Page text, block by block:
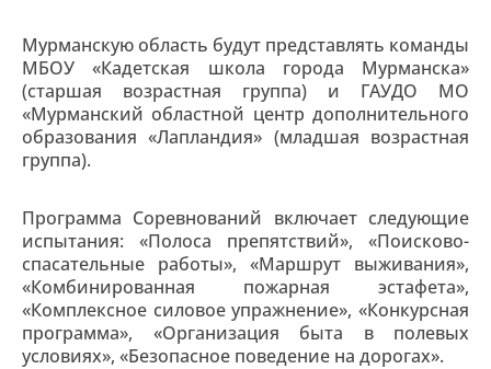
Мурманскую область будут представлять команды
МБОУ «Кадетская школа города Мурманска»
(старшая возрастная группа) и ГАУДО МО
«Мурманский областной центр дополнительного
образования «Лапландия» (младшая возрастная
группа).
Программа Соревнований включает следующие
испытания: «Полоса препятствий», «Поисково-
спасательные работы», «Маршрут выживания»,
«Комбинированная пожарная эстафета»,
«Комплексное силовое упражнение», «Конкурсная
программа», «Организация быта в полевых
условиях», «Безопасное поведение на дорогах».